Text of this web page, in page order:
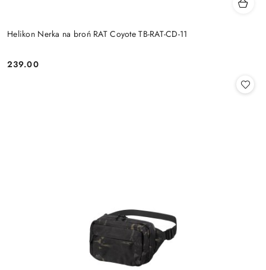
Helikon Nerka na broń RAT Coyote TB-RAT-CD-11
Cena:
239.00